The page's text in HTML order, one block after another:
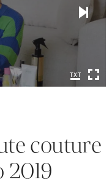
couture
2019